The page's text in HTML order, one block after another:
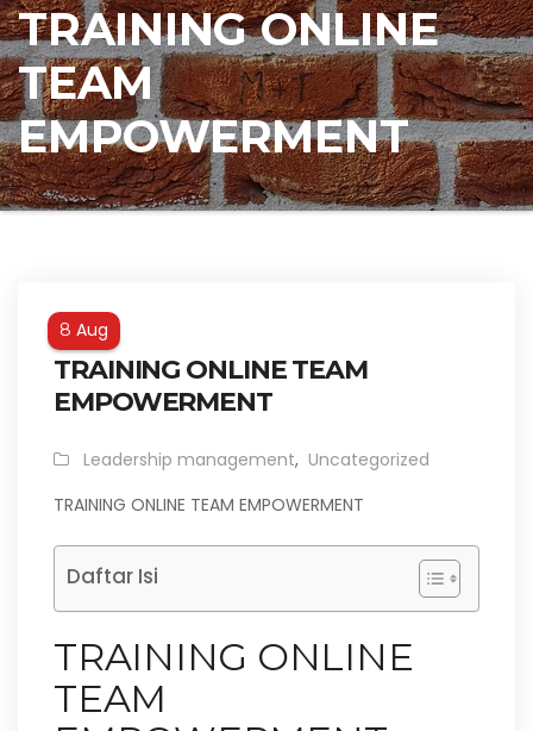
TRAINING ONLINE
TEAM
EMPOWERMENT
8 Aug
TRAINING ONLINE TEAM
EMPOWERMENT
Leadership management, Uncategorized
TRAINING ONLINE TEAM EMPOWERMENT
Daftar Isi
TRAINING ONLINE
TEAM